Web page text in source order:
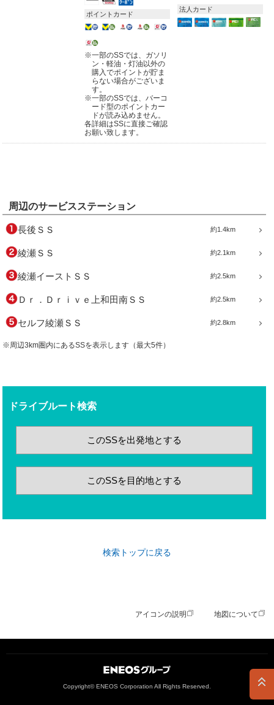
ポイントカード
※一部のSSでは、ガソリ
ン・軽油・灯油以外の
購入でポイントが貯ま
らない場合がございま
す。
※一部のSSでは、バーコ
ード型のポイントカー
ドが読み込めません。
各詳細はSSに直接ご確認
お願い致します。
法人カード
周辺のサービスステーション
約1.4km
長後ＳＳ
約2.1km
綾瀬ＳＳ
約2.5km
綾瀬イーストＳＳ
約2.5km
Ｄｒ．Ｄｒｉｖｅ上和田南ＳＳ
約2.8km
セルフ綾瀬ＳＳ
※周辺3km圏内にあるSSを表示します（最大5件）
ドライブルート検索
このSSを出発地とする
このSSを目的地とする
検索トップに戻る
アイコンの説明 地図について
Copyright© ENEOS Corporation All Rights Reserved.